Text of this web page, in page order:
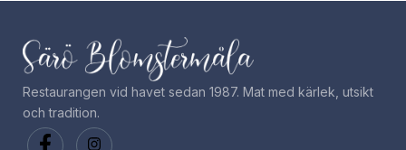
Restaurangen vid havet sedan 1987. Mat med kärlek, utsikt
och tradition.